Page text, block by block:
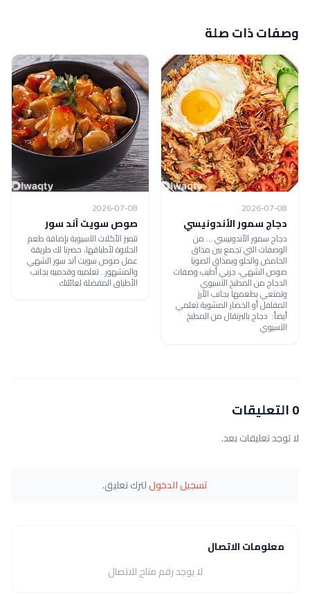
وصفات ذات صلة
2026-07-08
دجاج سمور الأندونيسي
دجاج سمور الأندونيسي ... من
الوصفات التي تجمع بين مذاق
الحامض والحلو وبمذاق الصويا
صوص الشهي، جربي أطيب وصفات
الدجاج من المطبخ الآسيوي
وتمتعي بطعمها بجانب الأرز
المفلفل أو الخضار المشوية تعلمي
أيضاً: دجاج بالبرتقال من المطبخ
الآسيوي
2026-07-08
صوص سويت آند سور
تتميز الأكلات الآسيوية بإضافة طعم
الحلاوة لأطباقها، حضرنا لك طريقة
عمل صوص سويت آند سور الشهي
والمشهور.. تعلميه وقدميه بجانب
الأطباق المفضلة لعائلتك
0 التعليقات
لا توجد تعليقات بعد.
تسجيل الدخوللترك تعليق.
معلومات الاتصال
لا يوجد رقم متاح للاتصال